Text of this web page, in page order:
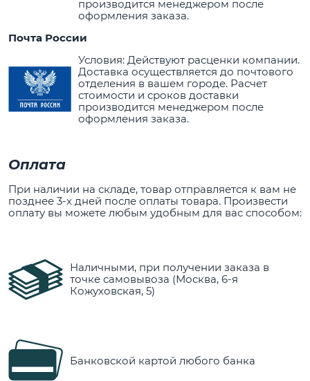
производится менеджером после
оформления заказа.
Почта России
Условия: Действуют расценки компании.
Доставка осуществляется до почтового
отделения в вашем городе. Расчет
стоимости и сроков доставки
производится менеджером после
оформления заказа.
Оплата
При наличии на складе, товар отправляется к вам не
позднее 3-х дней после оплаты товара. Произвести
оплату вы можете любым удобным для вас способом:
Наличными, при получении заказа в
точке самовывоза (Москва, 6-я
Кожуховская, 5)
Банковской картой любого банка